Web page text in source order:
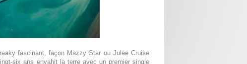
fascinant, façon Mazzy Star ou Julee Cruise
six ans envahit la terre avec un premier single